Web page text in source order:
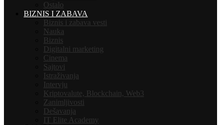
Ostalo
BIZNIS I ZABAVA
Biznis i zabava vesti
Nauka
Biznis
Digitalni marketing
Cinema
Sajtovi
Istraživanja
Intervju
Kriptovalute, Blockchain, Web3
Zanimljivosti
Dešavanja
IT Elite Academy